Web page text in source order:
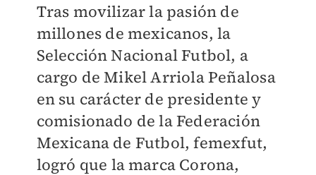
Tras movilizar la pasión de
millones de mexicanos, la
Selección Nacional Futbol, a
cargo de Mikel Arriola Peñalosa
en su carácter de presidente y
comisionado de la Federación
Mexicana de Futbol, femexfut,
logró que la marca Corona,